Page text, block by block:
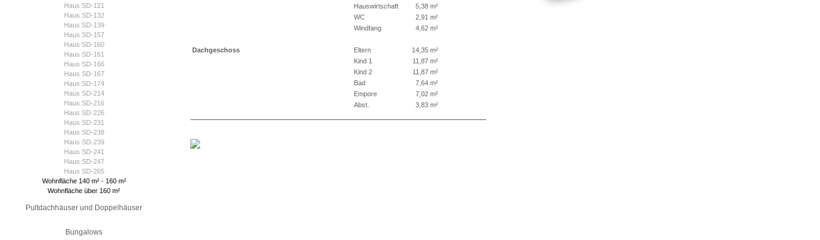
Hauswirtschaft
5,38 m²
WC
2,91 m²
Windfang
4,62 m²
Dachgeschoss Eltern
14,35 m²
Kind 1
11,87 m²
Kind 2
11,87 m²
Bad
7,64 m²
Empore
7,02 m²
Abst.
3,83 m²
Haus SD-121
Haus SD-132
Haus SD-139
Haus SD-157
Haus SD-160
Haus SD-161
Haus SD-166
Haus SD-167
Haus SD-174
Haus SD-214
Haus SD-216
Haus SD-226
Haus SD-231
Haus SD-238
Haus SD-239
Haus SD-241
Haus SD-247
Haus SD-265
Wohnfläche 140 m² - 160 m²
Wohnfläche über 160 m²
Pultdachhäuser und Doppelhäuser
Bungalows